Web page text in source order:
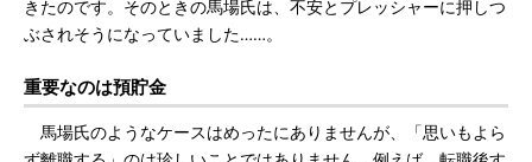
きたのです。そのときの馬場氏は、不安とプレッシャーに押しつ
ぶされそうになっていました……。
重要なのは預貯金
馬場氏のようなケースはめったにありませんが、「思いもよら